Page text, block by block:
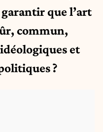
que l’art
commun,
et
?